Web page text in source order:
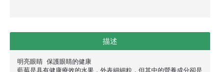
描述
明亮眼睛 保護眼睛的健康
藍莓是具有健康療效的水果，外表細細粒，但其中的營養成分卻是